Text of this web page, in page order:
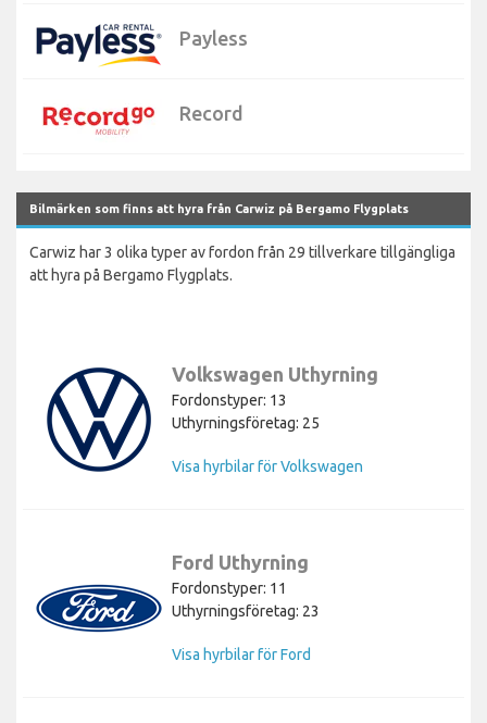
Payless
Record
Bilmärken som finns att hyra från Carwiz på Bergamo Flygplats
Carwiz har 3 olika typer av fordon från 29 tillverkare tillgängliga
att hyra på Bergamo Flygplats.
Volkswagen Uthyrning
Fordonstyper: 13
Uthyrningsföretag: 25
Visa hyrbilar för Volkswagen
Ford Uthyrning
Fordonstyper: 11
Uthyrningsföretag: 23
Visa hyrbilar för Ford